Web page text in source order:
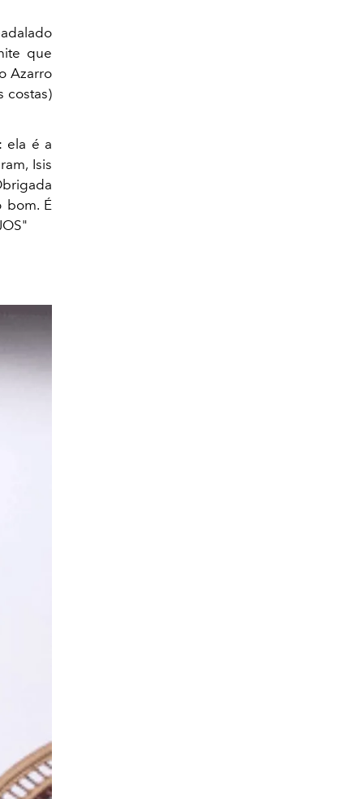
que
Azarro
costas)
ela é a
Isis
bom. É